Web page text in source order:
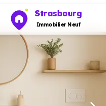
Strasbourg
Immobilier Neuf